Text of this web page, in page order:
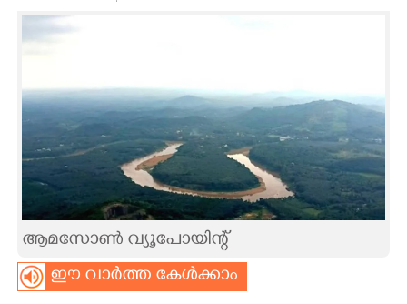
ART
ASTRO
CARTOONS
ആമസോൺ വ്യൂപോയിന്റ്
ഈ വാർത്ത കേൾക്കാം